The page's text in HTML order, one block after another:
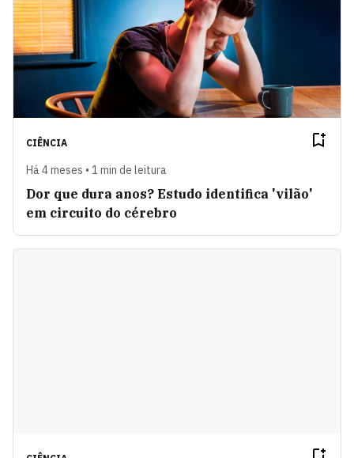
CIÊNCIA
Há 4 meses • 1 min de leitura
Dor que dura anos? Estudo identifica 'vilão'
em circuito do cérebro